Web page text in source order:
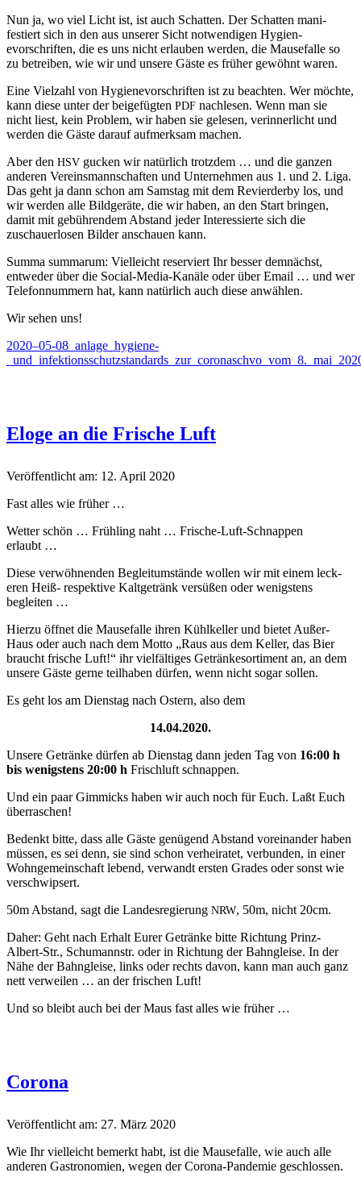
Nun ja, wo viel Licht ist, ist auch Schat­ten. Der Schat­ten man­i­
festiert sich in den aus unser­er Sicht notwendi­gen Hygien­
evorschriften, die es uns nicht erlauben wer­den, die Mause­falle so
zu betreiben, wie wir und unsere Gäste es früher gewöh­nt waren.
Eine Vielzahl von Hygien­evorschriften ist zu beacht­en. Wer möchte,
kann diese unter der beige­fügten PDF nach­le­sen. Wenn man sie
nicht liest, kein Prob­lem, wir haben sie gele­sen, verin­ner­licht und
wer­den die Gäste darauf aufmerk­sam machen.
Aber den HSV guck­en wir natür­lich trotz­dem … und die ganzen
anderen Vere­ins­man­nschaften und Unternehmen aus 1. und 2. Liga.
Das geht ja dann schon am Sam­stag mit dem Revierder­by los, und
wir wer­den alle Bildgeräte, die wir haben, an den Start brin­gen,
damit mit gebühren­dem Abstand jed­er Inter­essierte sich die
zuschauer­losen Bilder anschauen kann.
Sum­ma sum­marum: Vielle­icht reserviert Ihr bess­er dem­nächst,
entwed­er über die Social-Media-Kanäle oder über Email … und wer
Tele­fon­num­mern hat, kann natür­lich auch diese anwählen.
Wir sehen uns!
2020–05-08_anlage_hygiene-
Eloge an die Frische Luft
Veröffentlicht am: 12. April 2020
Fast alles wie früher …
Wet­ter schön … Früh­ling naht … Frische-Luft-Schnap­pen
erlaubt …
Diese ver­wöh­nen­den Beglei­tum­stände wollen wir mit einem leck­
eren Heiß- respek­tive Kalt­getränk ver­süßen oder wenig­stens
begleiten …
Hierzu öffnet die Mause­falle ihren Küh­lkeller und bietet Außer-
Haus oder auch nach dem Mot­to „Raus aus dem Keller, das Bier
braucht frische Luft!“ ihr vielfältiges Getränke­sor­ti­ment an, an dem
unsere Gäste gerne teil­haben dür­fen, wenn nicht sog­ar sollen.
Es geht los am Dien­stag nach Ostern, also dem
14.04.2020.
Unsere Getränke dür­fen ab Dien­stag dann jeden Tag von 16:00 h
bis wenig­stens 20:00 h Frischluft schnappen.
Und ein paar Gim­micks haben wir auch noch für Euch. Laßt Euch
überraschen!
Bedenkt bitte, dass alle Gäste genü­gend Abstand vor­einan­der haben
müssen, es sei denn, sie sind schon ver­heiratet, ver­bun­den, in ein­er
Wohnge­mein­schaft lebend, ver­wandt ersten Grades oder son­st wie
verschwipsert.
50m Abstand, sagt die Lan­desregierung NRW, 50m, nicht 20cm.
Daher: Geht nach Erhalt Eur­er Getränke bitte Rich­tung Prinz-
Albert-Str., Schu­mannstr. oder in Rich­tung der Bah­n­gleise. In der
Nähe der Bah­n­gleise, links oder rechts davon, kann man auch ganz
nett ver­weilen … an der frischen Luft!
Und so bleibt auch bei der Maus fast alles wie früher …
Corona
Veröffentlicht am: 27. März 2020
Wie Ihr vielle­icht bemerkt habt, ist die Mause­falle, wie auch alle
anderen Gas­tronomien, wegen der Coro­na-Pan­demie geschlossen.